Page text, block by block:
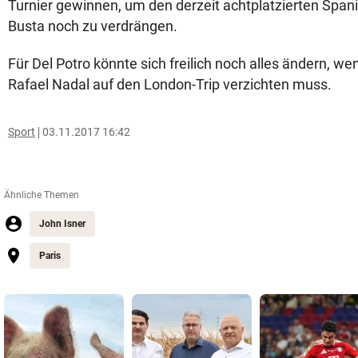
Turnier gewinnen, um den derzeit achtplatzierten
Busta noch zu verdrängen.
Für Del Potro könnte sich freilich noch alles ändern,
Rafael Nadal auf den London-Trip verzichten muss.
Sport 03.11.2017 16:42
Ähnliche Themen
John Isner
Paris